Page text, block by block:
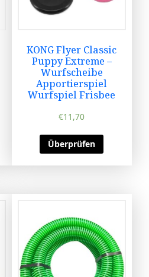
KONG Flyer Classic
Puppy Extreme –
Wurfscheibe
Apportierspiel
Wurfspiel Frisbee
€11,70
Überprüfen